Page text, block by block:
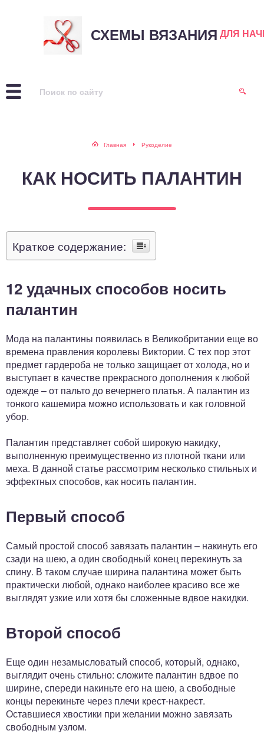
СХЕМЫ ВЯЗАНИЯ ДЛЯ
Главная Рукоделие
КАК НОСИТЬ ПАЛАНТИН
Краткое содержание:
12 удачных способов носить
палантин
Мода на палантины появилась в Великобритании еще во
времена правления королевы Виктории. С тех пор этот
предмет гардероба не только защищает от холода, но и
выступает в качестве прекрасного дополнения к любой
одежде – от пальто до вечернего платья. А палантин из
тонкого кашемира можно использовать и как головной
убор.
Палантин представляет собой широкую накидку,
выполненную преимущественно из плотной ткани или
меха. В данной статье рассмотрим несколько стильных и
эффектных способов, как носить палантин.
Первый способ
Самый простой способ завязать палантин – накинуть его
сзади на шею, а один свободный конец перекинуть за
спину. В таком случае ширина палантина может быть
практически любой, однако наиболее красиво все же
выглядят узкие или хотя бы сложенные вдвое накидки.
Второй способ
Еще один незамысловатый способ, который, однако,
выглядит очень стильно: сложите палантин вдвое по
ширине, спереди накиньте его на шею, а свободные
концы перекиньте через плечи крест-накрест.
Оставшиеся хвостики при желании можно завязать
свободным узлом.